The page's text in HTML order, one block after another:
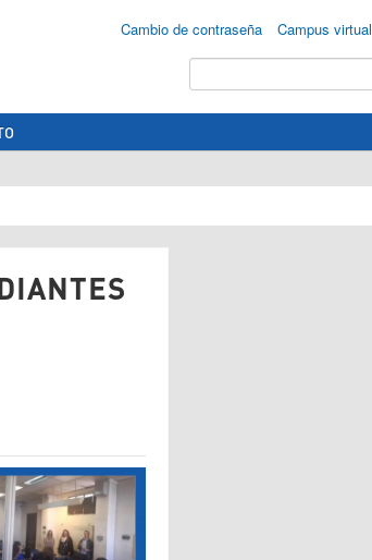
Cambio de contraseña Campus virtual